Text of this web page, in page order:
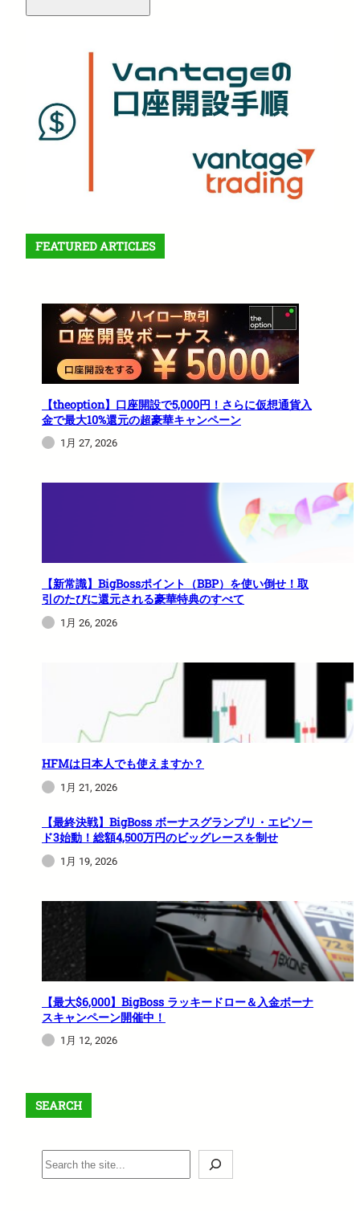
FEATURED ARTICLES
【theoption】口座開設で5,000円！さらに仮想通貨入
金で最大10%還元の超豪華キャンペーン
1月 27, 2026
【新常識】BigBossポイント（BBP）を使い倒せ！取
引のたびに還元される豪華特典のすべて
1月 26, 2026
HFMは日本人でも使えますか？
1月 21, 2026
【最終決戦】BigBoss ボーナスグランプリ・エピソー
ド3始動！総額4,500万円のビッグレースを制せ
1月 19, 2026
【最大$6,000】BigBoss ラッキードロー＆入金ボーナ
スキャンペーン開催中！
1月 12, 2026
SEARCH
S
e